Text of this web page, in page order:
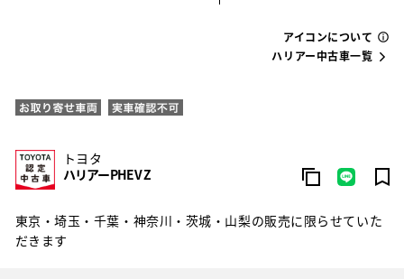
アイコンについて
ハリアー中古車一覧
トヨタ
ハリアーPHEV Z
東京・埼玉・千葉・神奈川・茨城・山梨の販売に限らせていた
だきます